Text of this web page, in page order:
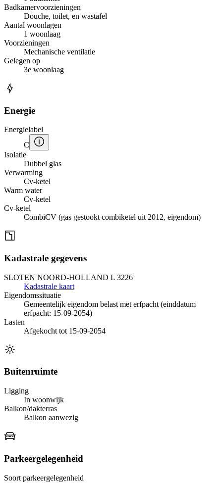
Badkamervoorzieningen
Douche, toilet, en wastafel
Aantal woonlagen
1 woonlaag
Voorzieningen
Mechanische ventilatie
Gelegen op
3e woonlaag
Energie
Energielabel
C
Isolatie
Dubbel glas
Verwarming
Cv-ketel
Warm water
Cv-ketel
Cv-ketel
CombiCV (gas gestookt combiketel uit 2012, eigendom)
Kadastrale gegevens
SLOTEN NOORD-HOLLAND L 3226
Kadastrale kaart
Eigendomssituatie
Gemeentelijk eigendom belast met erfpacht (einddatum
erfpacht: 15-09-2054)
Lasten
Afgekocht tot 15-09-2054
Buitenruimte
Ligging
In woonwijk
Balkon/dakterras
Balkon aanwezig
Parkeergelegenheid
Soort parkeergelegenheid